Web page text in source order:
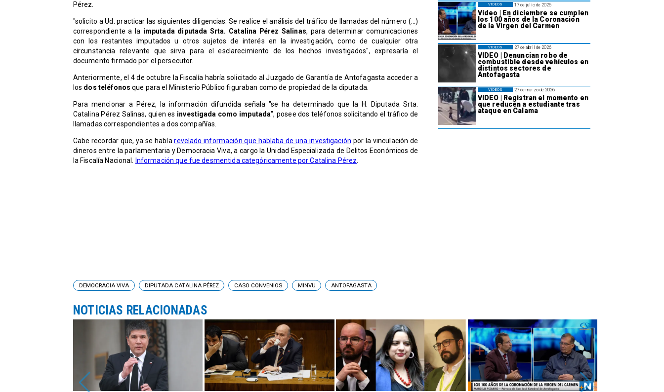
Pérez.
"solicito a Ud. practicar las siguientes diligencias: Se realice el análisis del tráfico de llamadas del número (...)
correspondiente a la imputada diputada Srta. Catalina Pérez Salinas, para determinar comunicaciones
con los restantes imputados u otros sujetos de interés en la investigación, como de cualquier otra
circunstancia relevante que sirva para el esclarecimiento de los hechos investigados", expresaría el
documento firmado por el persecutor.
Anteriormente, el 4 de octubre la Fiscalía habría solicitado al Juzgado de Garantía de Antofagasta acceder a
los dos teléfonos que para el Ministerio Público figuraban como de propiedad de la diputada.
Para mencionar a Pérez, la información difundida señala "se ha determinado que la H. Diputada Srta.
Catalina Pérez Salinas, quien es investigada como imputada", posee dos teléfonos solicitando el tráfico de
llamadas correspondientes a dos compañías.
Cabe recordar que, ya se habíarevelado información que hablaba de una investigación por la vinculación de
dineros entre la parlamentaria y Democracia Viva, a cargo la Unidad Especializada de Delitos Económicos de
la Fiscalía Nacional.
Información que fue desmentida categóricamente por Catalina Pérez
17 de julio de 2026
Video | En diciembre se cumplen
los 100 años de la Coronación
de la Virgen del Carmen
VIDEOS
27 de abril de 2026
VIDEO | Denuncian robo de
combustible desde vehículos en
distintos sectores de
Antofagasta
VIDEOS
27 de marzo de 2026
VIDEO | Registran el momento en
que reducen a estudiante tras
ataque en Calama
VIDEOS
DEMOCRACIA VIVA DIPUTADA CATALINA PÉREZ CASO CONVENIOS MINVU ANTOFAGASTA
NOTICIAS RELACIONADAS